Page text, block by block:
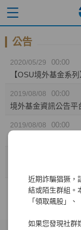
近期詐騙猖獗，
結或陌生群組。
「領取飆股」、
如果您發現社群
公告
2020/05/29
00:00
【OSU境外基金系列
2019/08/08
00:00
境外基金資訊公告平
2019/08/08
00:00